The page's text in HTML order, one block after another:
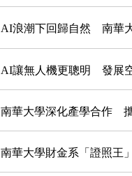
AI浪潮下回歸自然 南華
AI讓無人機更聰明 發展
南華大學深化產學合作
南華大學財金系「證照王